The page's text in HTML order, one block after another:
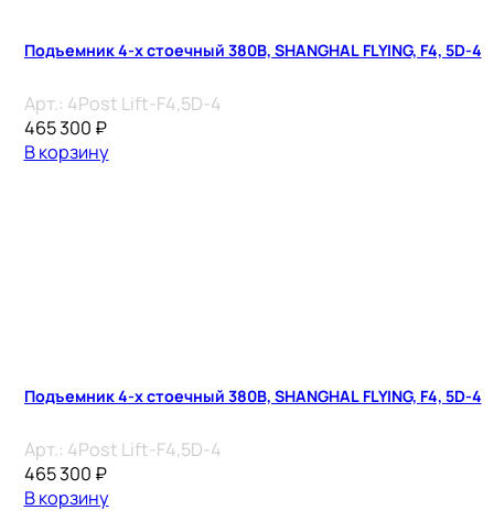
Подъемник 4-х стоечный 380В, SHANGHAL FLYING, F4, 5D-4
Арт.: 4Post Lift-F4,5D-4
465 300 ₽
В корзину
Подъемник 4-х стоечный 380В, SHANGHAL FLYING, F4, 5D-4
Арт.: 4Post Lift-F4,5D-4
465 300 ₽
В корзину